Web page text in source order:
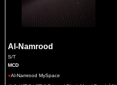
Al-Namrood
S/T
MCD
●Al-Namrood MySpace